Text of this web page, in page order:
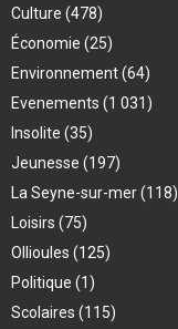
Culture (478)
Économie (25)
Environnement(64)
Evenements (1 031)
Insolite (35)
Jeunesse (197)
La Seyne-sur-mer(118)
Loisirs (75)
Ollioules (125)
Politique (1)
Scolaires (115)